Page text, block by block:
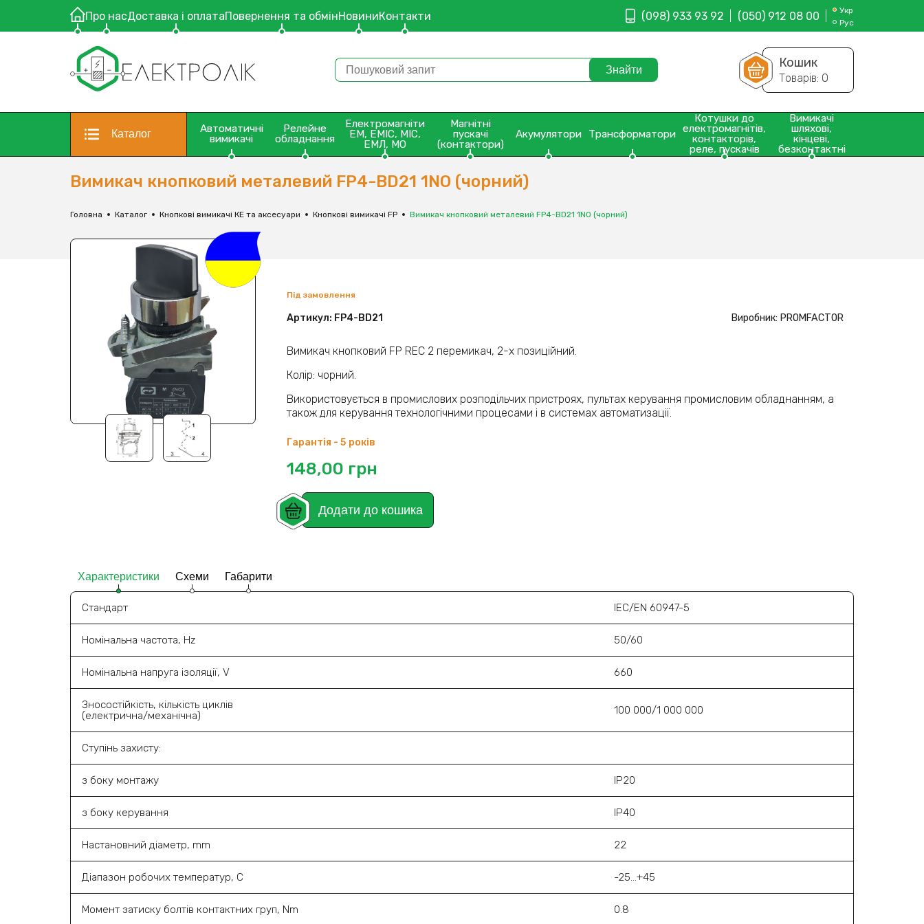
Про насДоставка і оплатаПовернення та обмінНовиниКонтакти (098) 933 93 92 (050) 912 08 00
Укр
Рус
Кошик
Товарів: 0
Каталог
Автоматичні
вимикачі
Релейне
обладнання
Електромагніти
ЕМ, ЕМІС, МІС,
ЕМЛ, МО
Магнітні
пускачі
(контактори)
Акумулятори Трансформатори
Котушки до
електромагнітів,
контакторів,
реле, пускачів
Вимикачі
шляхові,
кінцеві,
безконтактні
Вимикач кнопковий металевий FP4-BD21 1NО (чорний)
Головна Каталог Кнопкові вимикачі КЕ та аксесуари Кнопкові вимикачі FP Вимикач кнопковий металевий FP4-BD21 1NО (чорний)
Під замовлення
Артикул: FP4-BD21 Виробник: PROMFACTOR
Вимикач кнопковий FP REC 2 перемикач, 2-х позиційний.
Колір: чорний.
Використовується в промислових розподільчих пристроях, пультах керування промисловим обладнанням, а
також для керування технологічними процесами і в системах автоматизації.
Гарантія - 5 років
148,00 грн
Додати до кошика
Характеристики Схеми Габарити
Стандарт IEC/EN 60947-5
Номінальна частота, Hz 50/60
Номінальна напруга ізоляції, V 660
Зносостійкість, кількість циклів
(електрична/механічна)
100 000/1 000 000
Ступінь захисту:
з боку монтажу IP20
з боку керування IP40
Настановний діаметр, mm 22
Діапазон робочих температур, С -25...+45
Момент затиску болтів контактних груп, Nm 0.8